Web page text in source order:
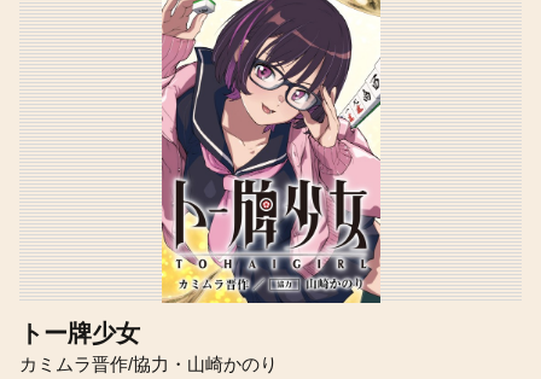
トー牌少女
カミムラ晋作/協力・山崎かのり